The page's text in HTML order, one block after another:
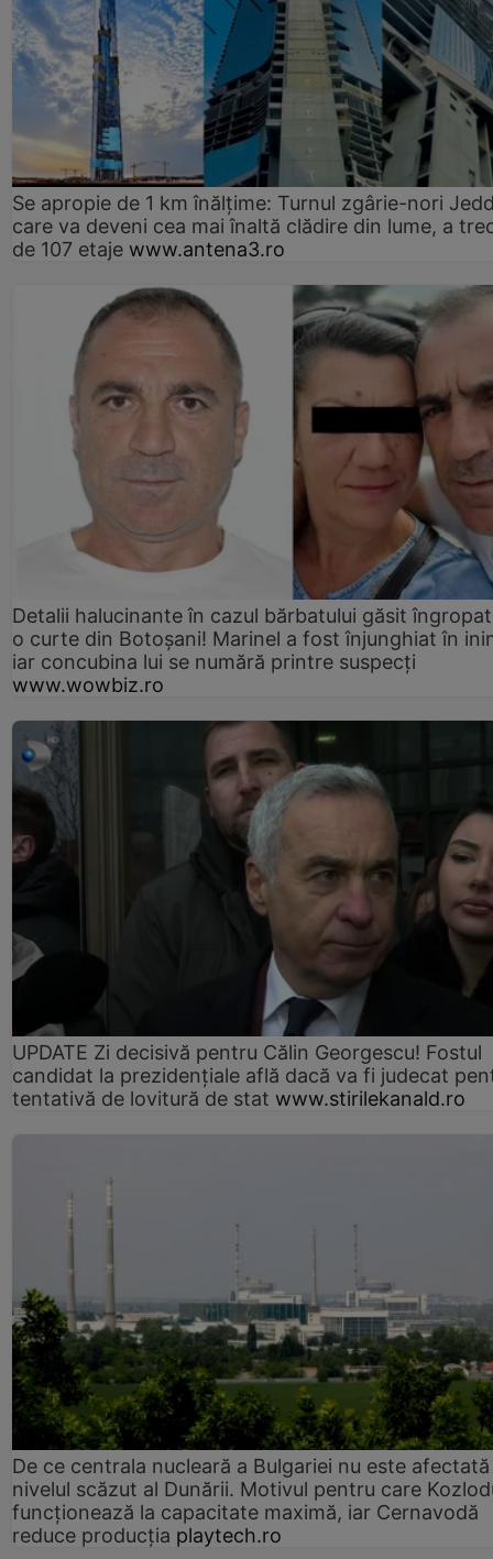
Se apropie de 1 km înălțime: Turnul zgârie-nori
care va deveni cea mai înaltă clădire din lume, a
de 107 etaje www.antena3.ro
Detalii halucinante în cazul bărbatului găsit
o curte din Botoșani! Marinel a fost înjunghiat în
iar concubina lui se numără printre suspecți
www.wowbiz.ro
UPDATE Zi decisivă pentru Călin Georgescu! Fostul
candidat la prezidențiale află dacă va fi judecat
tentativă de lovitură de stat www.stirilekanald.ro
De ce centrala nucleară a Bulgariei nu este
nivelul scăzut al Dunării. Motivul pentru care
funcționează la capacitate maximă, iar Cernavodă
reduce producția playtech.ro